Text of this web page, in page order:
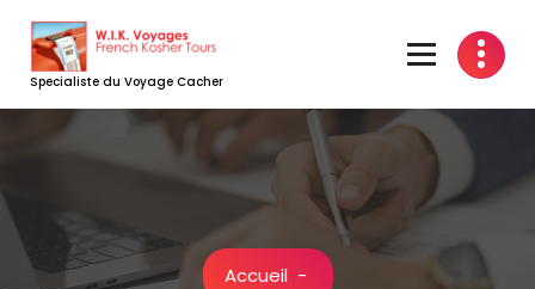
contenu
Specialiste du Voyage Cacher
Accueil-